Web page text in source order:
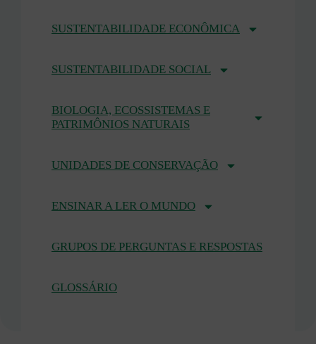
SUSTENTABILIDADE ECONÔMICA
SUSTENTABILIDADE SOCIAL
BIOLOGIA, ECOSSISTEMAS E
PATRIMÔNIOS NATURAIS
UNIDADES DE CONSERVAÇÃO
ENSINAR A LER O MUNDO
GRUPOS DE PERGUNTAS E RESPOSTAS
GLOSSÁRIO